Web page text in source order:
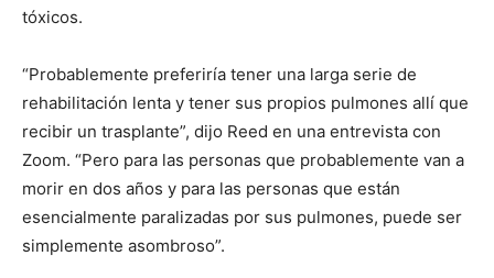
tóxicos.
“Probablemente preferiría tener una larga serie de
rehabilitación lenta y tener sus propios pulmones allí que
recibir un trasplante”, dijo Reed en una entrevista con
Zoom. “Pero para las personas que probablemente van a
morir en dos años y para las personas que están
esencialmente paralizadas por sus pulmones, puede ser
simplemente asombroso”.